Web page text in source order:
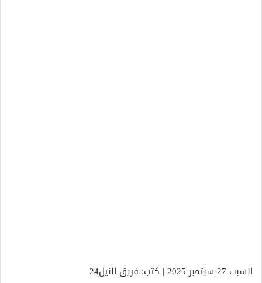
السبت 27 سبتمبر 2025 | كتب: فريق النيل24